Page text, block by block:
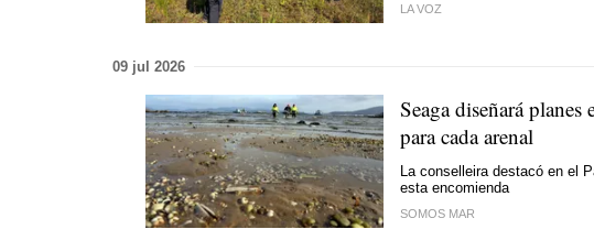
LA VOZ
09 jul 2026
Seaga diseñará
para cada arenal
La conselleira destacó en el
esta encomienda
SOMOS MAR